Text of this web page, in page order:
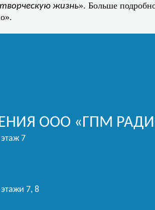
жизнь». Больше
ООО «ГПМ
7
7, 8